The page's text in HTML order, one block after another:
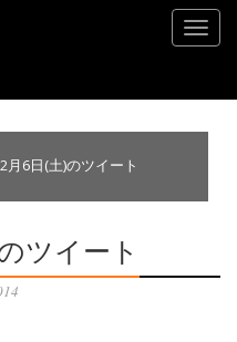
月6日(土)のツイート
ツイート